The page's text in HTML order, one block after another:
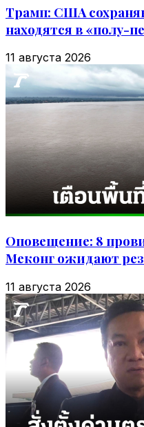
Трамп: США
находятся в «полу-
11 августа 2026
Оповещение: 8
Меконг ожидают
11 августа 2026